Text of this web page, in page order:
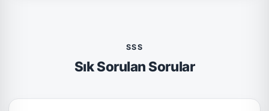
SSS
Sık Sorulan Sorular